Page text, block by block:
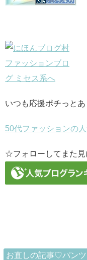
いつも応援ポチっと
50代ファッションの
☆フォローしてまた見
お直しの記事♡パンツ